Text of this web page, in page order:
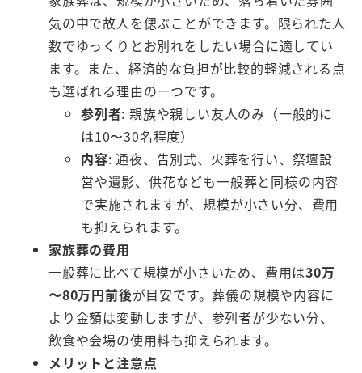
気の中で故人を偲ぶことができます。限られた人
数でゆっくりとお別れをしたい場合に適してい
ます。また、経済的な負担が比較的軽減される点
も選ばれる理由の一つです。
参列者: 親族や親しい友人のみ（一般的に
は10〜30名程度）
内容: 通夜、告別式、火葬を行い、祭壇設
営や遺影、供花なども一般葬と同様の内容
で実施されますが、規模が小さい分、費用
も抑えられます。
家族葬の費用
一般葬に比べて規模が小さいため、費用は30万
〜80万円前後が目安です。葬儀の規模や内容に
より金額は変動しますが、参列者が少ない分、
飲食や会場の使用料も抑えられます。
メリットと注意点